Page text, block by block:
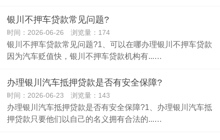
银川不押车贷款常见问题?
时间：2026-06-26 浏览量：174
银川不押车贷款常见问题?1、可以在哪办理银川不押车贷款
因为汽车贬值快，银川不押车贷款机构有...…
办理银川汽车抵押贷款是否有安全保障?
时间：2026-06-23 浏览量：143
办理银川汽车抵押贷款是否有安全保障?1、办理银川汽车抵
押贷款只要他们以自己的名义拥有合法的...…